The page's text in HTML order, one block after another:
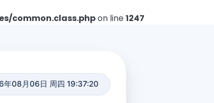
common.class.phpon line1247